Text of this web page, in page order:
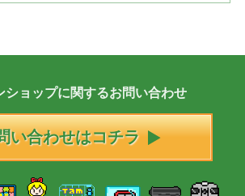
ショップに関するお問い合わせ
い合わせはコチラ